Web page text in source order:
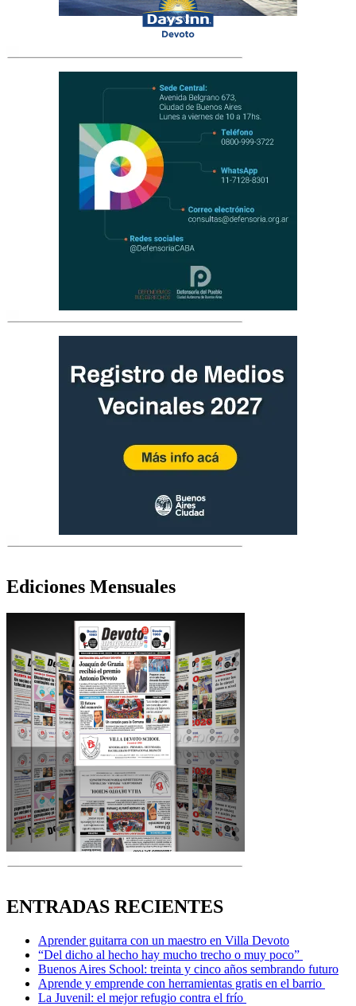
Ediciones Mensuales
ENTRADAS RECIENTES
Aprender guitarra con un maestro en Villa Devoto
“Del dicho al hecho hay mucho trecho o muy poco”
Buenos Aires School: treinta y cinco años sembrando futuro
Aprende y emprende con herramientas gratis en el barrio
La Juvenil: el mejor refugio contra el frío